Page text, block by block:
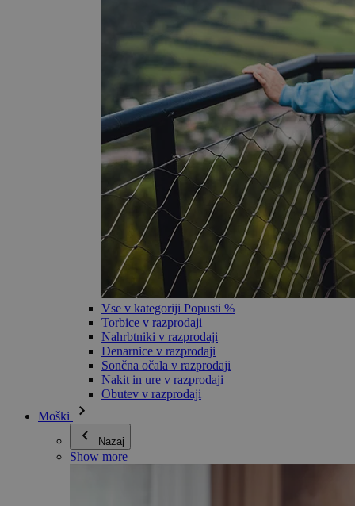
Vse v kategoriji Popusti %
Torbice v razprodaji
Nahrbtniki v razprodaji
Denarnice v razprodaji
Sončna očala v razprodaji
Nakit in ure v razprodaji
Obutev v razprodaji
Moški
Nazaj
Show more